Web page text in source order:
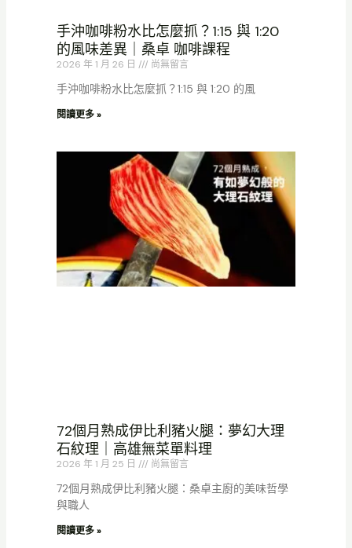
手沖咖啡粉水比怎麼抓？1:15 與 1:20
的風味差異｜桑卓 咖啡課程
2026 年 1 月 26 日 尚無留言
手沖咖啡粉水比怎麼抓？1:15 與 1:20 的風
閱讀更多 »
72個月熟成伊比利豬火腿：夢幻大理
石紋理｜高雄無菜單料理
2026 年 1 月 25 日 尚無留言
72個月熟成伊比利豬火腿：桑卓主廚的美味哲學
與職人
閱讀更多 »